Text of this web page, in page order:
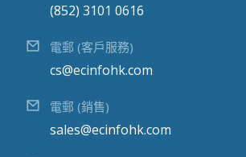
(852) 3101 0616
電郵 (客戶服務)
cs@ecinfohk.com
電郵 (銷售)
sales@ecinfohk.com